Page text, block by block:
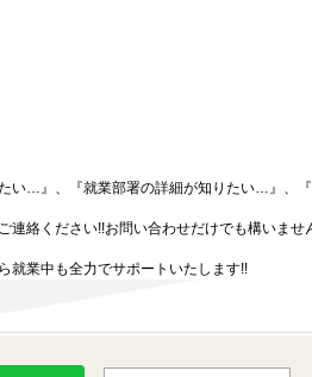
い…』、『就業部署の詳細が知りたい…』、
絡ください!!お問い合わせだけでも構いませ
就業中も全力でサポートいたします!!